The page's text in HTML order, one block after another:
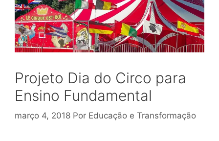
Projeto Dia do Circo para
Ensino Fundamental
março 4, 2018 Por Educação e Transformação